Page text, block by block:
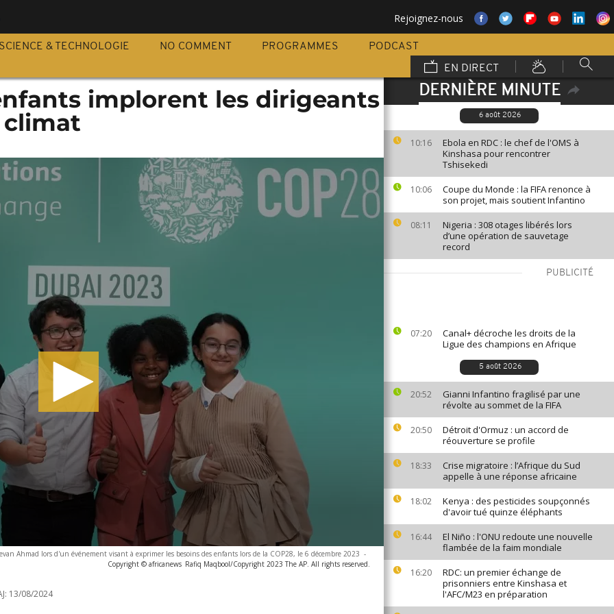
Rejoignez-nous
SCIENCE & TECHNOLOGIE NO COMMENT PROGRAMMES
PODCAST
EN DIRECT
DERNIÈRE MINUTE
6 août 2026
10:16
Ebola en RDC : le chef de l'OMS à
Kinshasa pour rencontrer
Tshisekedi
10:06
Coupe du Monde : la FIFA renonce à
son projet, mais soutient Infantino
08:11
Nigeria : 308 otages libérés lors
d’une opération de sauvetage
record
PUBLICITÉ
07:20
Canal+ décroche les droits de la
Ligue des champions en Afrique
5 août 2026
20:52
Gianni Infantino fragilisé par une
révolte au sommet de la FIFA
20:50
Détroit d'Ormuz : un accord de
réouverture se profile
18:33
Crise migratoire : l’Afrique du Sud
appelle à une réponse africaine
18:02
Kenya : des pesticides soupçonnés
d'avoir tué quinze éléphants
16:44
El Niño : l'ONU redoute une nouvelle
flambée de la faim mondiale
16:20
RDC: un premier échange de
prisonniers entre Kinshasa et
l'AFC/M23 en préparation
implorent les dirigeants
Ahmad lors d'un événement visant à exprimer les besoins des enfants lors de la COP28, le 6 décembre 2023 -
Copyright © africanews Rafiq Maqbool/Copyright 2023 The AP. All rights reserved.
13/08/2024